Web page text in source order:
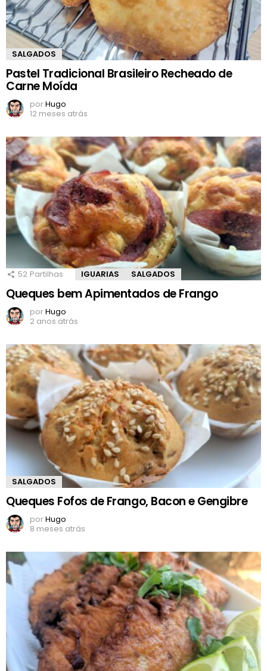
SALGADOS
Pastel Tradicional Brasileiro Recheado de
Carne Moída
porHugo
12 meses atrás
52 Partilhas IGUARIAS SALGADOS
Queques bem Apimentados de Frango
porHugo
2 anos atrás
SALGADOS
Queques Fofos de Frango, Bacon e Gengibre
porHugo
8 meses atrás